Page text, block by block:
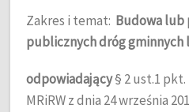
Zakres i temat: Budowa lub
publicznych dróg
odpowiadający§ 2 ust.1
MRiRW z dnia 24 września